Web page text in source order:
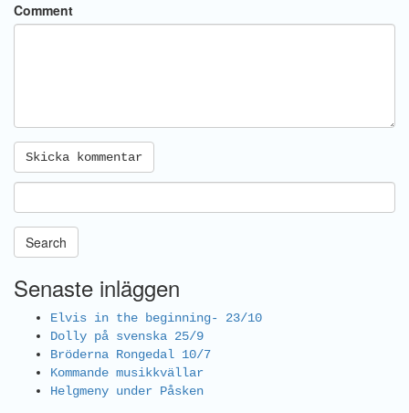
Comment
Search
Senaste inläggen
Elvis in the beginning- 23/10
Dolly på svenska 25/9
Bröderna Rongedal 10/7
Kommande musikkvällar
Helgmeny under Påsken